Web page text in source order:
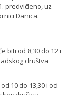
predviđeno, uz
Danica.
biti od 8,30 do 12 i
društva
10 do 13,30 i od